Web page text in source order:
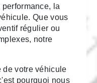
la
Que vous
régulier ou
notre
de votre véhicule
pourquoi nous